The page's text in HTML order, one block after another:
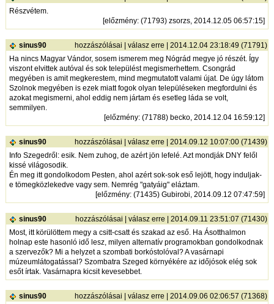
Részvétem.
[előzmény: (71793) zsorzs, 2014.12.05 06:57:15]
sinus90 hozzászólásai |válasz erre | 2014.12.04 23:18:49 (71791)
Ha nincs Magyar Vándor, sosem ismerem meg Nógrád megye jó részét. Így
viszont elvittek autóval és sok települést megismerhettem. Csongrád
megyében is amit megkerestem, mind megmutatott valami újat. De úgy látom
Szolnok megyében is ezek miatt fogok olyan településeken megfordulni és
azokat megismerni, ahol eddig nem jártam és esetleg láda se volt,
semmilyen.
[előzmény: (71788) becko, 2014.12.04 16:59:12]
sinus90 hozzászólásai |válasz erre | 2014.09.12 10:07:00 (71439)
Info Szegedről: esik. Nem zuhog, de azért jön lefelé. Azt mondják DNY felől
kissé világosodik.
Én meg itt gondolkodom Pesten, ahol azért sok-sok eső lejött, hogy induljak-
e tömegközlekedve vagy sem. Nemrég "gatyáig" eláztam.
[előzmény: (71435) Gubirobi, 2014.09.12 07:47:59]
sinus90 hozzászólásai |válasz erre | 2014.09.11 23:51:07 (71430)
Most, itt körülöttem megy a csitt-csatt és szakad az eső. Ha Ásotthalmon
holnap este hasonló idő lesz, milyen alternatív programokban gondolkodnak
a szervezők? Mi a helyzet a szombati borkóstolóval? A vasárnapi
múzeumlátogatással? Szombatra Szeged környékére az időjósok elég sok
esőt írtak. Vasárnapra kicsit kevesebbet.
sinus90 hozzászólásai |válasz erre | 2014.09.06 02:06:57 (71368)